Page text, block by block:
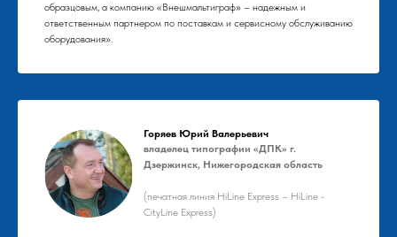
образцовым, а компанию «Внешмальтиграф» – надежным и
ответственным партнером по поставкам и сервисному обслуживанию
оборудования».
Горяев Юрий Валерьевич
владелец типографии «ДПК» г.
Дзержинск, Нижегородская область
(печатная линия HiLine Express – HiLine -
CityLine Express)